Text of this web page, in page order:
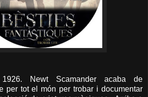
Newt Scamander acaba de
per tot el món per trobar i documentar